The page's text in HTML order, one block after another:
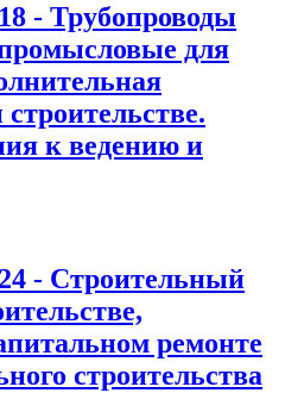
- Трубопроводы
для
к ведению и
- Строительный
ремонте
строительства